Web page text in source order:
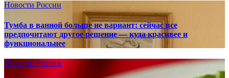
Новости России
Тумба в ванной больше не вариант: сейчас все
предпочитают другое решение — куда красивее и
функциональнее
Новости России